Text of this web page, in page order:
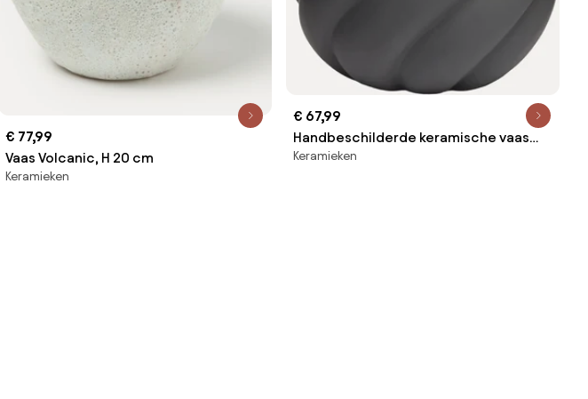
€ 77,99
Vaas Volcanic, H 20 cm
Keramieken
€ 67,99
Handbeschilderde keramische vaas
Twist Ball, H 20 cm
Keramieken